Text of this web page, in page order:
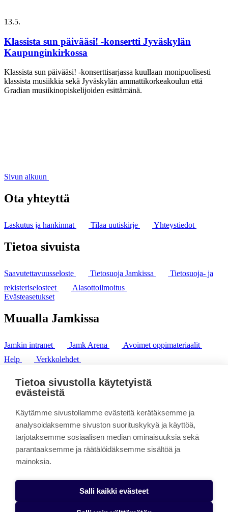
13.5.
Klassista sun päivääsi! -konsertti Jyväskylän
Kaupunginkirkossa
Klassista sun päivääsi! -konserttisarjassa kuullaan monipuolisesti
klassista musiikkia sekä Jyväskylän ammattikorkeakoulun että
Gradian musiikinopiskelijoiden esittämänä.
Sivun alkuun
Ota yhteyttä
Laskutus ja hankinnat Tilaa uutiskirje Yhteystiedot
Tietoa sivuista
Saavutettavuusseloste Tietosuoja Jamkissa
Tietosuoja- ja
rekisteriselosteet
Alasottoilmoitus
Evästeasetukset
Muualla Jamkissa
Jamkin intranet Jamk Arena
Avoimet oppimateriaalit
Help
Verkkolehdet
puh. +358 20 743 8100
fax. +358 14 449 9694
Tietoa sivustolla käytetyistä
evästeistä
Käytämme sivustollamme evästeitä kerätäksemme ja
analysoidaksemme sivuston suorituskykyä ja käyttöä,
tarjotaksemme sosiaalisen median ominaisuuksia sekä
parantaaksemme ja räätälöidäksemme sisältöä ja
mainoksia.
Salli kaikki evästeet